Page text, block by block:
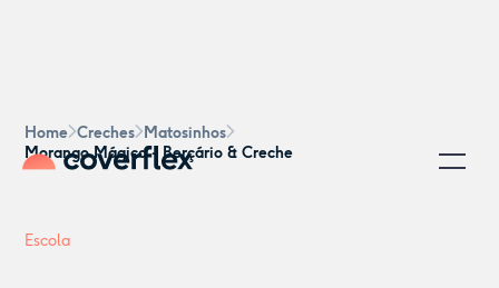
Home Creches
Matosinhos
Morango Mágico - Berçário & Creche
Escola